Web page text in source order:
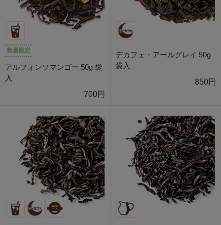
数量限定
アルフォンソマンゴー 50g 袋
入
700円
デカフェ・アールグレイ 50g
袋入
850円